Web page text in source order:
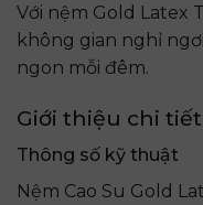
Với nệm Gold Latex
không gian nghỉ
ngon mỗi đêm.
Giới thiệu chi
Thông số kỹ thuật
Nệm Cao Su Gold